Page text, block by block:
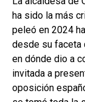
ha sido la más
peleó en 2024
desde su faceta
en dónde dio a
invitada a
oposición